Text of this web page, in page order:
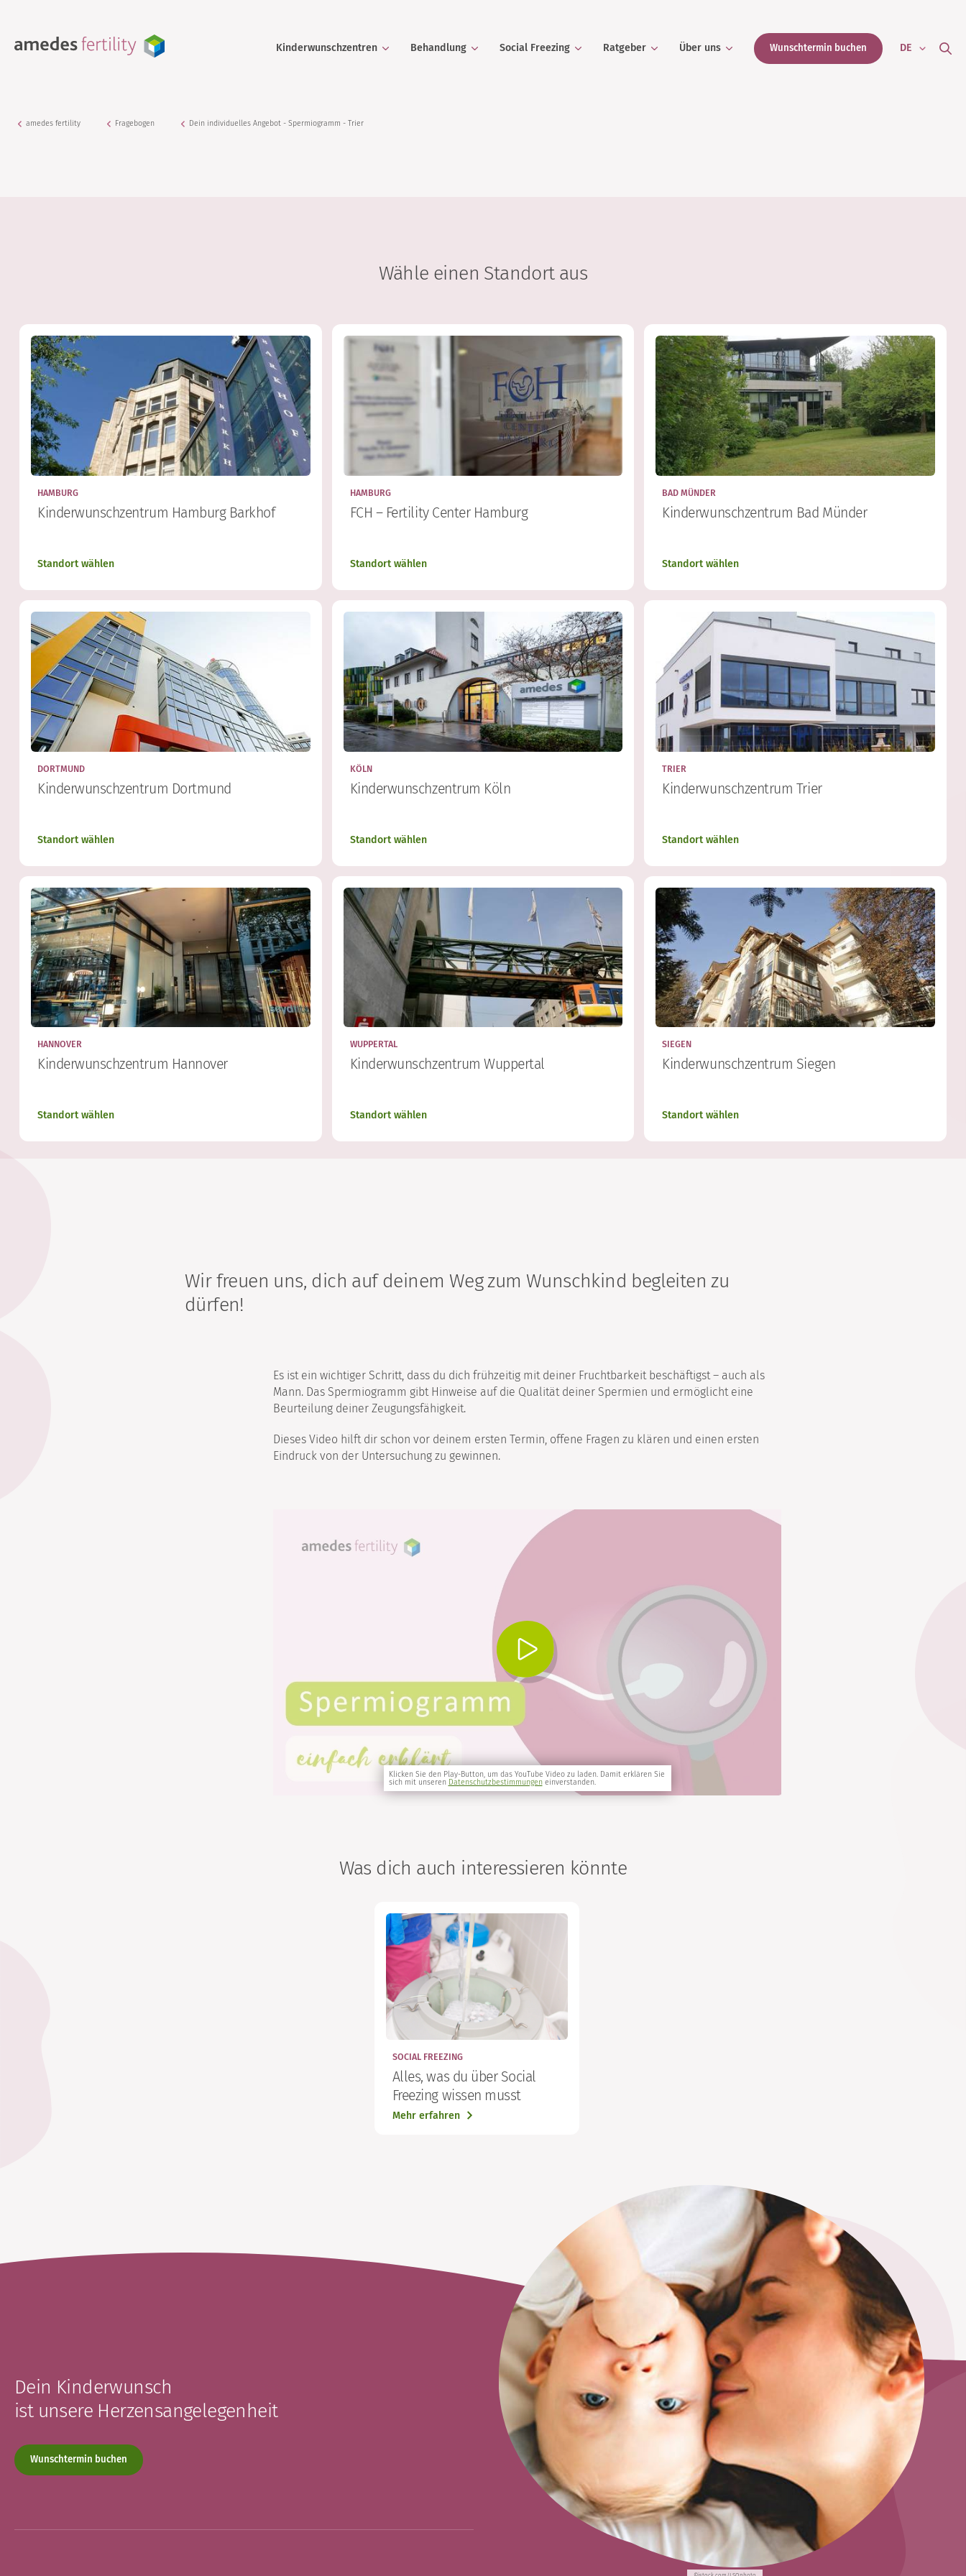
DE
Kinderwunschzentren Behandlung Social Freezing Ratgeber Über uns Wunschtermin buchen
amedes fertility Fragebogen Dein individuelles Angebot - Spermiogramm - Trier
Wähle einen Standort aus
HAMBURG
Kinderwunschzentrum Hamburg Barkhof
Standort wählen
HAMBURG
FCH – Fertility Center Hamburg
Standort wählen
BAD MÜNDER
Kinderwunschzentrum Bad Münder
Standort wählen
DORTMUND
Kinderwunschzentrum Dortmund
Standort wählen
KÖLN
Kinderwunschzentrum Köln
Standort wählen
TRIER
Kinderwunschzentrum Trier
Standort wählen
HANNOVER
Kinderwunschzentrum Hannover
Standort wählen
WUPPERTAL
Kinderwunschzentrum Wuppertal
Standort wählen
SIEGEN
Kinderwunschzentrum Siegen
Standort wählen
Wir freuen uns, dich auf deinem Weg zum Wunschkind begleiten zu
dürfen!
Es ist ein wichtiger Schritt, dass du dich frühzeitig mit deiner Fruchtbarkeit beschäftigst – auch als
Mann. Das Spermiogramm gibt Hinweise auf die Qualität deiner Spermien und ermöglicht eine
Beurteilung deiner Zeugungsfähigkeit.
Dieses Video hilft dir schon vor deinem ersten Termin, offene Fragen zu klären und einen ersten
Eindruck von der Untersuchung zu gewinnen.
Klicken Sie den Play-Button, um das YouTube Video zu laden. Damit erklären Sie
sich mit unseren Datenschutzbestimmungeneinverstanden.
Was dich auch interessieren könnte
SOCIAL FREEZING
Alles, was du über Social
Freezing wissen musst
Mehr erfahren
Dein Kinderwunsch
ist unsere Herzensangelegenheit
Wunschtermin buchen